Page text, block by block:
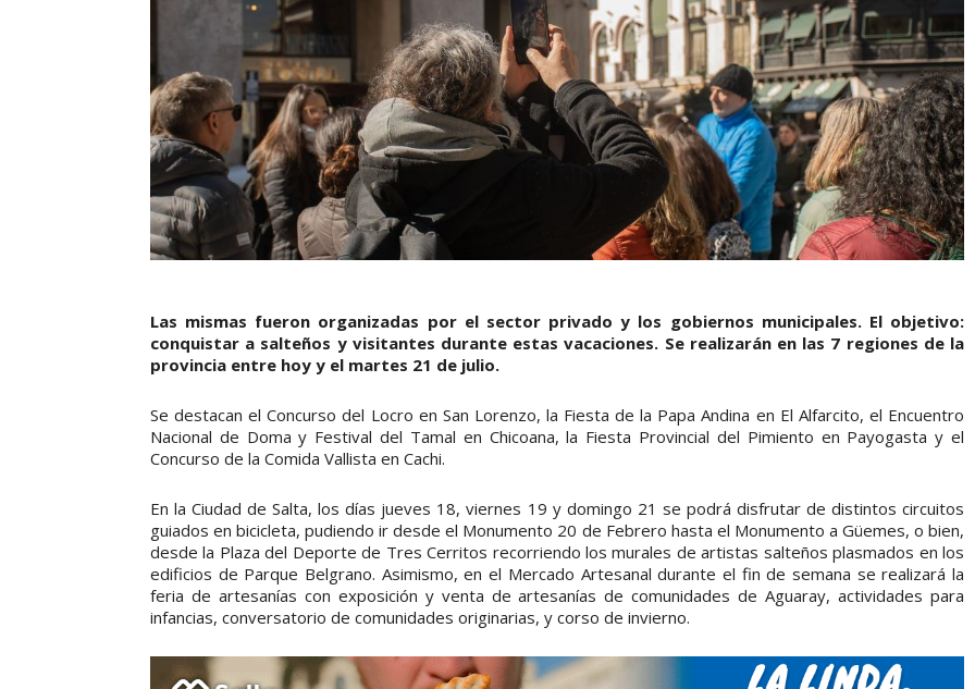
Las mismas fueron organizadas por el sector privado y los gobiernos municipales. El objetivo:
conquistar a salteños y visitantes durante estas vacaciones. Se realizarán en las 7 regiones de la
provincia entre hoy y el martes 21 de julio.
Se destacan el Concurso del Locro en San Lorenzo, la Fiesta de la Papa Andina en El Alfarcito, el Encuentro
Nacional de Doma y Festival del Tamal en Chicoana, la Fiesta Provincial del Pimiento en Payogasta y el
Concurso de la Comida Vallista en Cachi.
En la Ciudad de Salta, los días jueves 18, viernes 19 y domingo 21 se podrá disfrutar de distintos circuitos
guiados en bicicleta, pudiendo ir desde el Monumento 20 de Febrero hasta el Monumento a Güemes, o bien,
desde la Plaza del Deporte de Tres Cerritos recorriendo los murales de artistas salteños plasmados en los
edificios de Parque Belgrano. Asimismo, en el Mercado Artesanal durante el fin de semana se realizará la
feria de artesanías con exposición y venta de artesanías de comunidades de Aguaray, actividades para
infancias, conversatorio de comunidades originarias, y corso de invierno.